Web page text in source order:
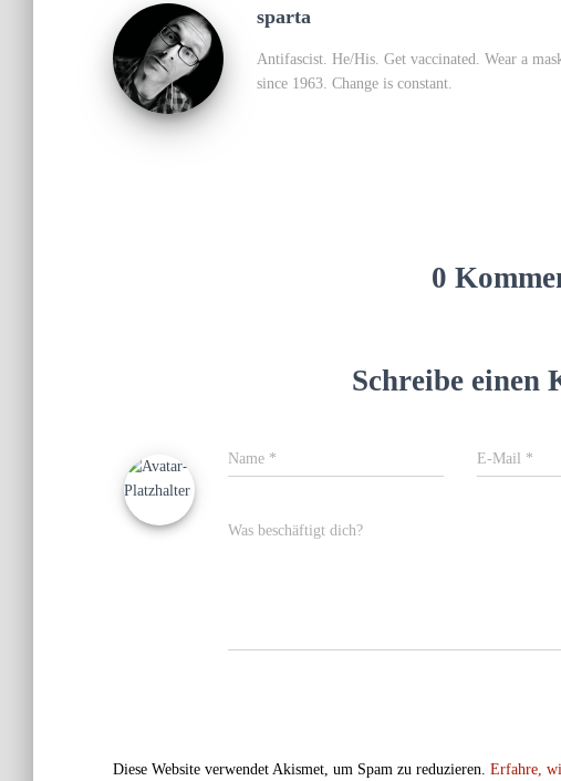
sparta
Antifascist. He/His. Get vaccinated. Wear a
since 1963. Change is constant.
0
Schreibe einen
Name * E-Mail *
Was beschäftigt dich?
Diese Website verwendet Akismet, um Spam zu reduzieren. Erfahre,